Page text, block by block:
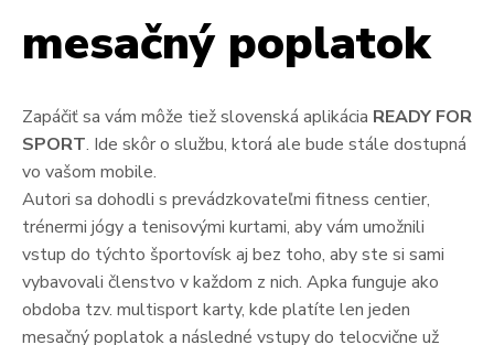
mesačný poplatok
Zapáčiť sa vám môže tiež slovenská aplikácia READY FOR
SPORT. Ide skôr o službu, ktorá ale bude stále dostupná
vo vašom mobile.
Autori sa dohodli s prevádzkovateľmi fitness centier,
trénermi jógy a tenisovými kurtami, aby vám umožnili
vstup do týchto športovísk aj bez toho, aby ste si sami
vybavovali členstvo v každom z nich. Apka funguje ako
obdoba tzv. multisport karty, kde platíte len jeden
mesačný poplatok a následné vstupy do telocvične už